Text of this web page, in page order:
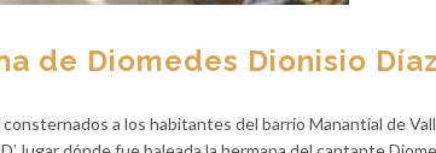
de Diomedes Dionisio Díaz
a los habitantes del barrio Manantial de